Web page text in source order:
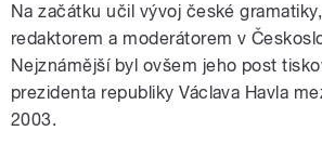
Na začátku učil vývoj české
redaktorem a moderátorem v
Nejznámější byl ovšem jeho post
prezidenta republiky Václava Havla
2003.